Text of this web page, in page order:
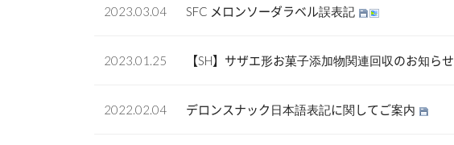
2023.03.04 SFC メロンソーダラベル誤表記
2023.01.25 【SH】サザエ形お菓子添加物関連回収のお知らせ
2022.02.04 デロンスナック日本語表記に関してご案内